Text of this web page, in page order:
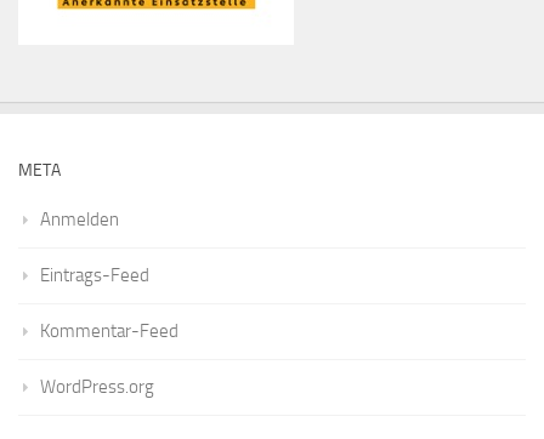
META
Anmelden
Eintrags-Feed
Kommentar-Feed
WordPress.org